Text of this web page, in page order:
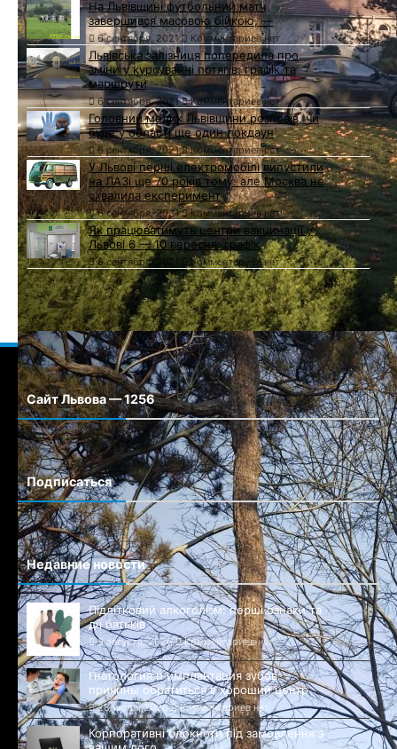
На Львівщині футбольний матч
завершився масовою бійкою, —
6 сентября, 2021 Комментариев нет
Львівська залізниця попередила про
зміни у курсуванні потягів: графік та
маршрути
6 сентября, 2021 Комментариев нет
Головний медик Львівщини розповів, чи
буде у області ще один локдаун
6 сентября, 2021 Комментариев нет
У Львові перші електромобілі випустили
на ЛАЗі ще 70 років тому: але Москва не
схвалила експеримент
6 сентября, 2021 Комментариев нет
Як працюватимуть центри вакцинації у
Львові 6 — 10 вересня: графік
6 сентября, 2021 Комментариев нет
Сайт Львова — 1256
Сайт города Львова
Подписаться
Недавние новости
Підлітковий алкоголізм: перші ознаки та
дії батьків
9 августа, 2026 Комментариев нет
Гнатология и имплантация зубов:
причины обратиться в хороший центр
28 июля, 2026 Комментариев нет
Корпоративні блокноти під замовлення з